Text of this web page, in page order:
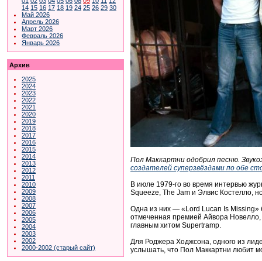
14 15 16 17 18 19 24 25 26 29 30
Май 2026
Апрель 2026
Март 2026
Февраль 2026
Январь 2026
Архив
2025
2024
2023
2022
2021
2020
2019
2018
2017
2016
2015
2014
2013
2012
2011
2010
2009
2008
2007
2006
2005
2004
2003
2002
2000-2002 (старый сайт)
Пол Маккартни одобрил песню.
создателей суперзвёздами по обе
В июле 1979-го во время интервью
Squeeze, The Jam и Элвис Костелло,
Одна из них — «Lord Lucan Is Missing»
отмеченная премией Айвора
главным хитом Supertramp.
Для Роджера Ходжсона, одного из
услышать, что Пол Маккартни любит